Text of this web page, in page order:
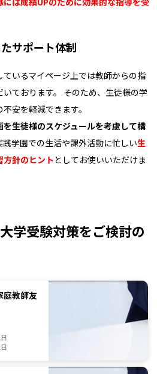
サポート体制
いるマイページ上では教師からの指
ております。 そのため、生徒様の学
安を軽減できます。
生徒様のスケジュールを考慮して構
学園での生活や課外活動に忙しい生
方針のヒントとしてお使いいただけま
学受験対策をご検討の
庭教師友